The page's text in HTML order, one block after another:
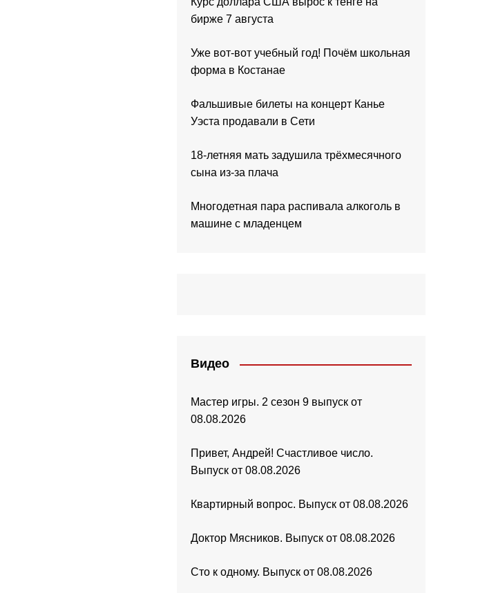
бирже 7 августа
Уже вот-вот учебный год! Почём школьная
форма в Костанае
Фальшивые билеты на концерт Канье
Уэста продавали в Сети
18-летняя мать задушила трёхмесячного
сына из-за плача
Многодетная пара распивала алкоголь в
машине с младенцем
Видео
Мастер игры. 2 сезон 9 выпуск от
08.08.2026
Привет, Андрей! Счастливое число.
Выпуск от 08.08.2026
Квартирный вопрос. Выпуск от 08.08.2026
Доктор Мясников. Выпуск от 08.08.2026
Сто к одному. Выпуск от 08.08.2026